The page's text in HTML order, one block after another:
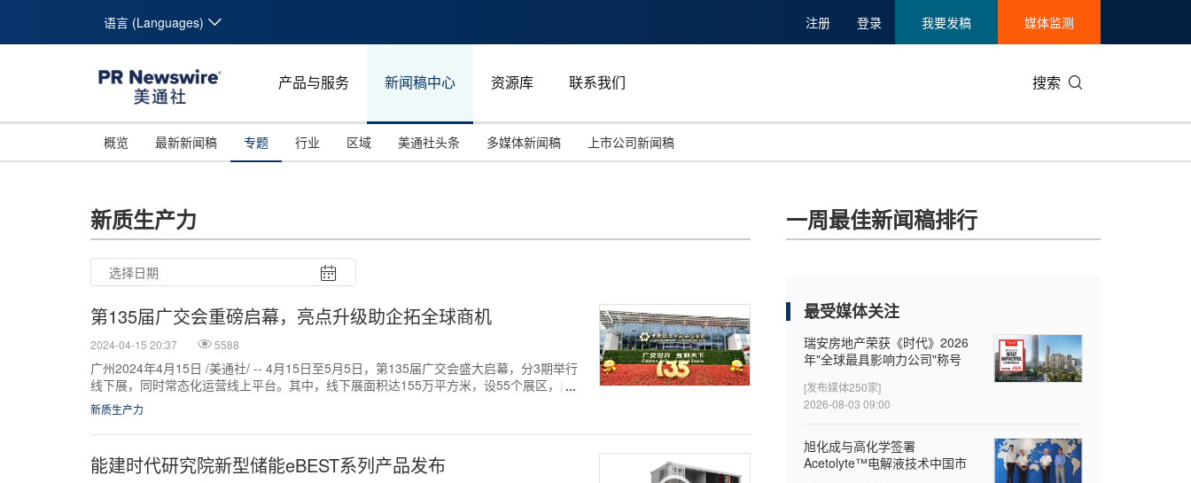
语言 (Languages) 注册 登录 我要发稿 媒体监测
产品与服务 新闻稿中心 资源库 联系我们 搜索
概览 最新新闻稿 专题
碳中和
汉诺威工业博览会
世界杯
行业
娱乐时尚与艺术
广告营销传媒
会展
区域
新加坡
美通社头条 多媒体新闻稿 上市公司新闻稿
新质生产力
26
27
28
29
30
31123456789
10
11
12
13
14
15
16
17
18
19
20
21
22
23
24
25
26
27
28
29
30
3112345
第135届广交会重磅启幕，亮点升级助企拓全球商机
2024-04-15 20:37 5588
广州2024年4月15日 /美通社/ -- 4月15日至5月5日，第135届广交会盛大启幕，分3期举行
线下展，同时常态化运营线上平台。其中，线下展面积达155万平方米，设55个展区，展
位多达7.4万...
新质生产力
能建时代研究院新型储能eBEST系列产品发布
一周最佳新闻稿排行
最受媒体关注
瑞安房地产荣获《时代》2026
年"全球最具影响力公司"称号
[发布媒体250家]
2026-08-03 09:00
旭化成与高化学签署
Acetolyte™电解液技术中国市